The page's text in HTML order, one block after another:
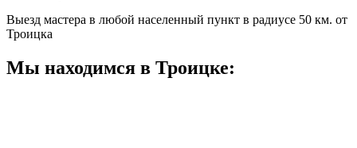
Выезд мастера в любой населенный пункт в радиусе 50 км. от
Троицка
Мы находимся в Троицке: